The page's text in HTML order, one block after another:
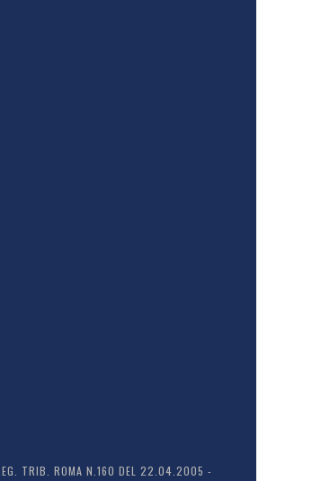
REG. TRIB. ROMA N.160 DEL 22.04.2005 -